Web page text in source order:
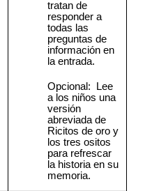
tratan de
responder a
todas las
preguntas de
información en
la entrada.
Opcional: Lee
a los niños una
versión
abreviada de
Ricitos de oro y
los tres ositos
para refrescar
la historia en su
memoria.